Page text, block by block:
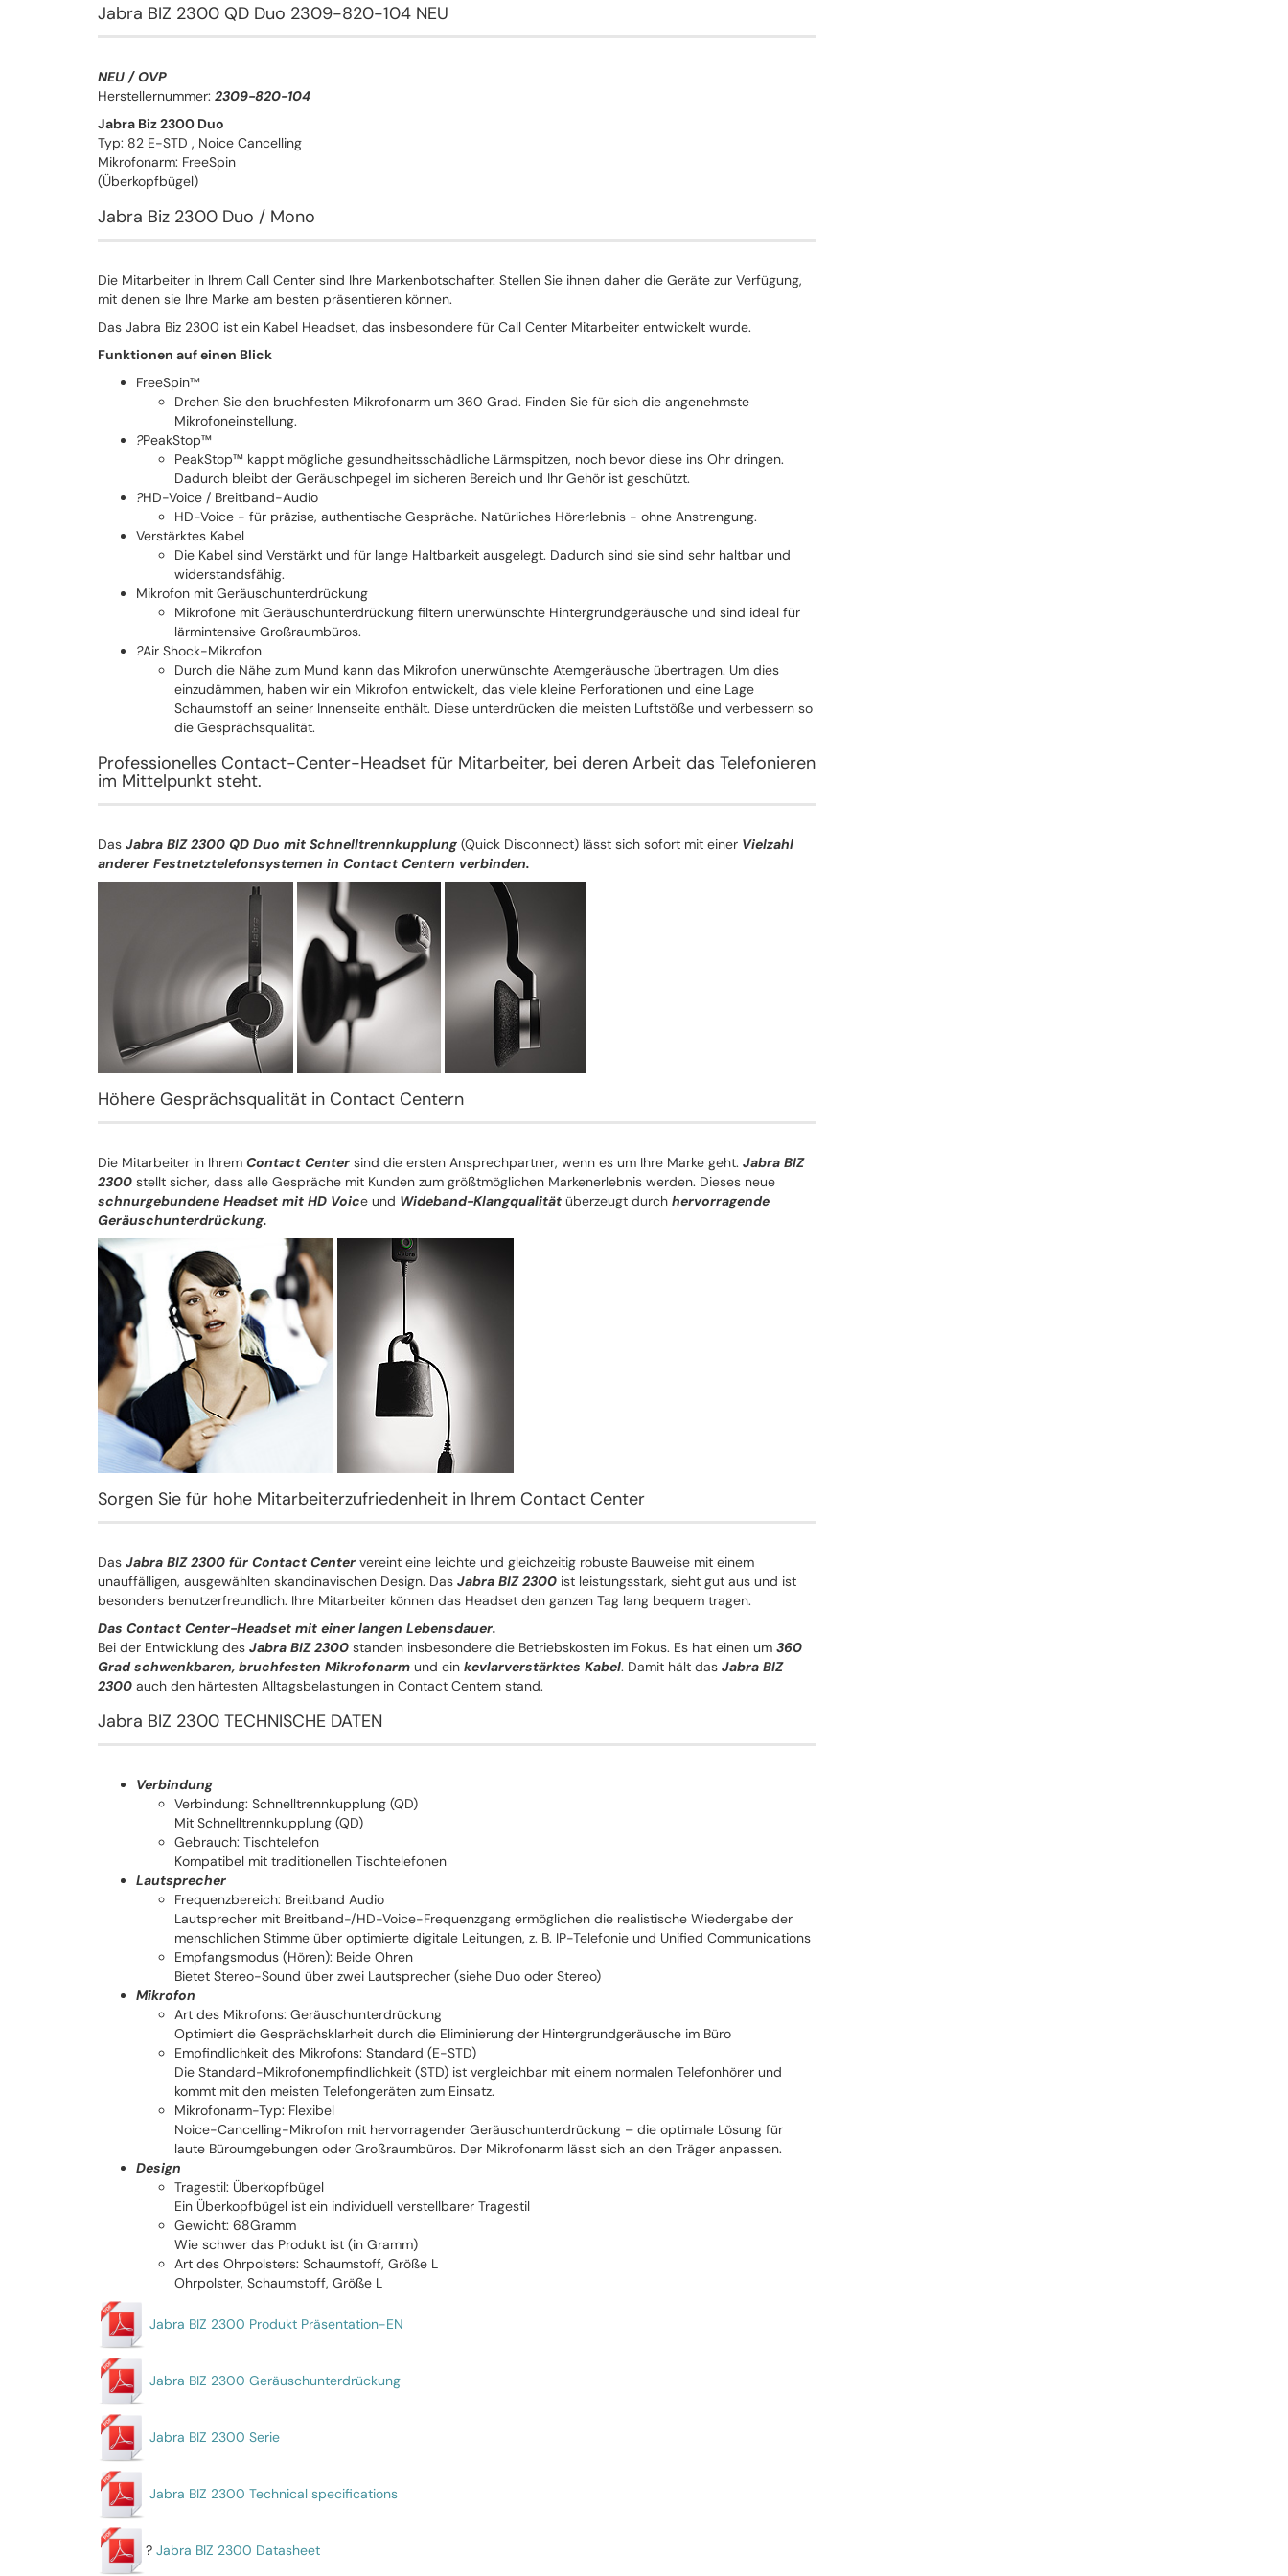
Jabra BIZ 2300 QD Duo 2309-820-104 NEU
NEU / OVP
Herstellernummer: 2309-820-104
Jabra Biz 2300 Duo
Typ: 82 E-STD , Noice Cancelling
Mikrofonarm: FreeSpin
(Überkopfbügel)
Jabra Biz 2300 Duo / Mono
Die Mitarbeiter in Ihrem Call Center sind Ihre Markenbotschafter. Stellen Sie ihnen daher die Geräte zur Verfügung,
mit denen sie Ihre Marke am besten präsentieren können.
Das Jabra Biz 2300 ist ein Kabel Headset, das insbesondere für Call Center Mitarbeiter entwickelt wurde.
Funktionen auf einen Blick
FreeSpin™
Drehen Sie den bruchfesten Mikrofonarm um 360 Grad. Finden Sie für sich die angenehmste
Mikrofoneinstellung.
?PeakStop™
PeakStop™ kappt mögliche gesundheitsschädliche Lärmspitzen, noch bevor diese ins Ohr dringen.
Dadurch bleibt der Geräuschpegel im sicheren Bereich und Ihr Gehör ist geschützt.
?HD-Voice / Breitband-Audio
HD-Voice - für präzise, authentische Gespräche. Natürliches Hörerlebnis - ohne Anstrengung.
Verstärktes Kabel
Die Kabel sind Verstärkt und für lange Haltbarkeit ausgelegt. Dadurch sind sie sind sehr haltbar und
widerstandsfähig.
Mikrofon mit Geräuschunterdrückung
Mikrofone mit Geräuschunterdrückung filtern unerwünschte Hintergrundgeräusche und sind ideal für
lärmintensive Großraumbüros.
?Air Shock-Mikrofon
Durch die Nähe zum Mund kann das Mikrofon unerwünschte Atemgeräusche übertragen. Um dies
einzudämmen, haben wir ein Mikrofon entwickelt, das viele kleine Perforationen und eine Lage
Schaumstoff an seiner Innenseite enthält. Diese unterdrücken die meisten Luftstöße und verbessern so
die Gesprächsqualität.
Professionelles Contact-Center-Headset für Mitarbeiter, bei deren Arbeit das Telefonieren
im Mittelpunkt steht.
Das Jabra BIZ 2300 QD Duo mit Schnelltrennkupplung (Quick Disconnect) lässt sich sofort mit einer Vielzahl
anderer Festnetztelefonsystemen in Contact Centern verbinden.
Höhere Gesprächsqualität in Contact Centern
Die Mitarbeiter in Ihrem Contact Center sind die ersten Ansprechpartner, wenn es um Ihre Marke geht. Jabra BIZ
2300 stellt sicher, dass alle Gespräche mit Kunden zum größtmöglichen Markenerlebnis werden. Dieses neue
schnurgebundene Headset mit HD Voice und Wideband-Klangqualität überzeugt durch hervorragende
Geräuschunterdrückung.
Sorgen Sie für hohe Mitarbeiterzufriedenheit in Ihrem Contact Center
Das Jabra BIZ 2300 für Contact Center vereint eine leichte und gleichzeitig robuste Bauweise mit einem
unauffälligen, ausgewählten skandinavischen Design. Das Jabra BIZ 2300 ist leistungsstark, sieht gut aus und ist
besonders benutzerfreundlich. Ihre Mitarbeiter können das Headset den ganzen Tag lang bequem tragen.
Das Contact Center-Headset mit einer langen Lebensdauer.
Bei der Entwicklung des Jabra BIZ 2300 standen insbesondere die Betriebskosten im Fokus. Es hat einen um 360
Grad schwenkbaren, bruchfesten Mikrofonarm und ein kevlarverstärktes Kabel. Damit hält das Jabra BIZ
2300 auch den härtesten Alltagsbelastungen in Contact Centern stand.
Jabra BIZ 2300 TECHNISCHE DATEN
Verbindung
Verbindung: Schnelltrennkupplung (QD)
Mit Schnelltrennkupplung (QD)
Gebrauch: Tischtelefon
Kompatibel mit traditionellen Tischtelefonen
Lautsprecher
Frequenzbereich: Breitband Audio
Lautsprecher mit Breitband-/HD-Voice-Frequenzgang ermöglichen die realistische Wiedergabe der
menschlichen Stimme über optimierte digitale Leitungen, z. B. IP-Telefonie und Unified Communications
Empfangsmodus (Hören): Beide Ohren
Bietet Stereo-Sound über zwei Lautsprecher (siehe Duo oder Stereo)
Mikrofon
Art des Mikrofons: Geräuschunterdrückung
Optimiert die Gesprächsklarheit durch die Eliminierung der Hintergrundgeräusche im Büro
Empfindlichkeit des Mikrofons: Standard (E-STD)
Die Standard-Mikrofonempfindlichkeit (STD) ist vergleichbar mit einem normalen Telefonhörer und
kommt mit den meisten Telefongeräten zum Einsatz.
Mikrofonarm-Typ: Flexibel
Noice-Cancelling-Mikrofon mit hervorragender Geräuschunterdrückung – die optimale Lösung für
laute Büroumgebungen oder Großraumbüros. Der Mikrofonarm lässt sich an den Träger anpassen.
Design
Tragestil: Überkopfbügel
Ein Überkopfbügel ist ein individuell verstellbarer Tragestil
Gewicht: 68Gramm
Wie schwer das Produkt ist (in Gramm)
Art des Ohrpolsters: Schaumstoff, Größe L
Ohrpolster, Schaumstoff, Größe L
Jabra BIZ 2300 Produkt Präsentation-EN
Jabra BIZ 2300 Geräuschunterdrückung
Jabra BIZ 2300 Serie
Jabra BIZ 2300 Technical specifications
? Jabra BIZ 2300 Datasheet